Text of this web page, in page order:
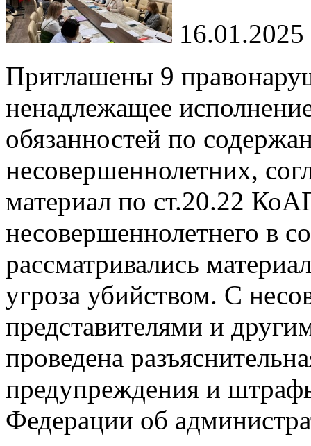
16.01.2025
Приглашены 9
ненадлежащее
обязанностей по
несовершеннолетних,
материал по ст.20.22
несовершеннолетнего в
рассматривались
угроза убийством. С
представителями и
проведена
предупреждения и
Федерации об